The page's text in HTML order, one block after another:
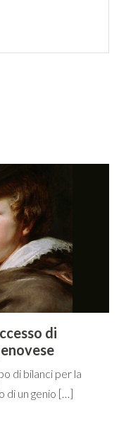
di
di bilanci per la
di un genio […]